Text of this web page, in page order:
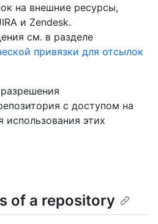
на внешние ресурсы,
и Zendesk.
см. в разделе
привязки для отсылок
с доступом на
использования этих
of a repository